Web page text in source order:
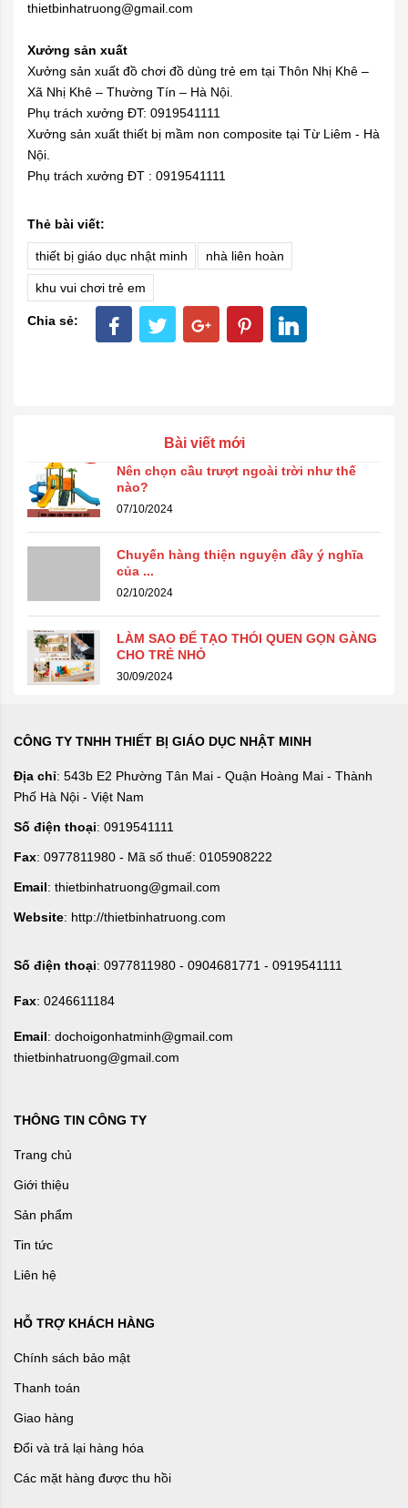
thietbinhatruong@gmail.com
Xưởng sản xuất
Xưởng sản xuất đồ chơi đồ dùng trẻ em tại Thôn Nhị Khê –
Xã Nhị Khê – Thường Tín – Hà Nội.
Phụ trách xưởng ĐT: 0919541111
Xưởng sản xuất thiết bị mầm non composite tại Từ Liêm - Hà
Nội.
Phụ trách xưởng ĐT : 0919541111
Thẻ bài viết:
thiết bị giáo dục nhật minh nhà liên hoàn
khu vui chơi trẻ em
Chia sẻ:
Bài viết mới
Nên chọn cầu trượt ngoài trời như thế
nào?
07/10/2024
Chuyến hàng thiện nguyện đầy ý nghĩa
của ...
02/10/2024
LÀM SAO ĐỂ TẠO THÓI QUEN GỌN GÀNG
CHO TRẺ NHỎ
30/09/2024
CÔNG TY TNHH THIẾT BỊ GIÁO DỤC NHẬT MINH
Địa chỉ: 543b E2 Phường Tân Mai - Quận Hoàng Mai - Thành
Phố Hà Nội - Việt Nam
Số điện thoại: 0919541111
Fax: 0977811980 - Mã số thuế: 0105908222
Email: thietbinhatruong@gmail.com
Website: http://thietbinhatruong.com
Số điện thoại: 0977811980 - 0904681771 - 0919541111
Fax: 0246611184
Email: dochoigonhatminh@gmail.com
thietbinhatruong@gmail.com
THÔNG TIN CÔNG TY
Trang chủ
Giới thiệu
Sản phẩm
Tin tức
Liên hệ
HỖ TRỢ KHÁCH HÀNG
Chính sách bảo mật
Thanh toán
Giao hàng
Đổi và trả lại hàng hóa
Các mặt hàng được thu hồi